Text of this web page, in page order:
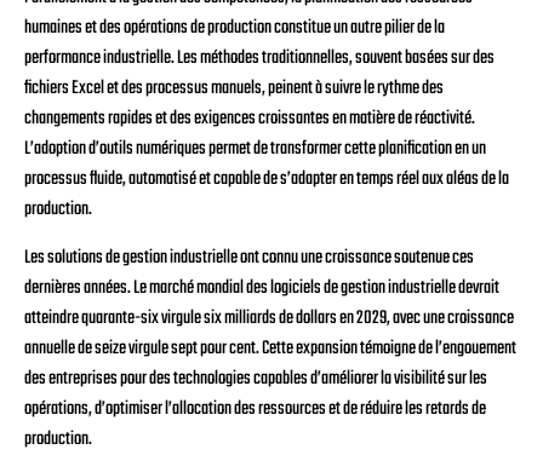
humaines et des opérations de production constitue un autre pilier de la
performance industrielle. Les méthodes traditionnelles, souvent basées sur des
fichiers Excel et des processus manuels, peinent à suivre le rythme des
changements rapides et des exigences croissantes en matière de réactivité.
L’adoption d’outils numériques permet de transformer cette planification en un
processus fluide, automatisé et capable de s’adapter en temps réel aux aléas de la
production.
Les solutions de gestion industrielle ont connu une croissance soutenue ces
dernières années. Le marché mondial des logiciels de gestion industrielle devrait
atteindre quarante-six virgule six milliards de dollars en 2029, avec une croissance
annuelle de seize virgule sept pour cent. Cette expansion témoigne de l’engouement
des entreprises pour des technologies capables d’améliorer la visibilité sur les
opérations, d’optimiser l’allocation des ressources et de réduire les retards de
production.